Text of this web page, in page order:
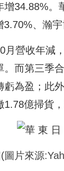
增34.88%
、瀚
月營收年減
。而第三季
虧為盈；此
億掃貨，
片來源